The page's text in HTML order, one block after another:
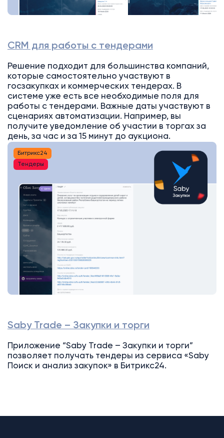
CRM для работы с тендерами
Решение подходит для большинства компаний,
которые самостоятельно участвуют в
госзакупках и коммерческих тендерах. В
системе уже есть все необходимые поля для
работы с тендерами. Важные даты участвуют в
сценариях автоматизации. Например, вы
получите уведомление об участии в торгах за
день, за час и за 15 минут до аукциона.
Битрикс24
Тендеры
Saby Trade – Закупки и торги
Приложение “Saby Trade – Закупки и торги”
позволяет получать тендеры из сервиса «Saby
Поиск и анализ закупок» в Битрикс24.